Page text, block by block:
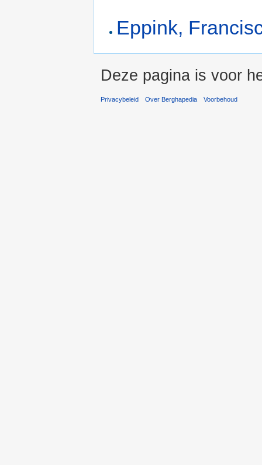
Eppink,
Deze pagina is voor
Privacybeleid Over Berghapedia Voorbehoud